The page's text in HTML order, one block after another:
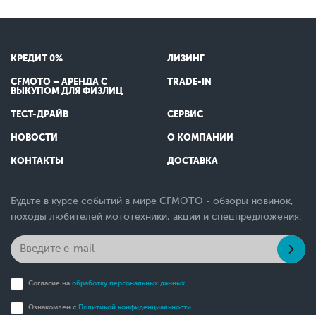
КРЕДИТ 0% ЛИЗИНГ
CFMOTO – АРЕНДА С
ВЫКУПОМ ДЛЯ ФИЗЛИЦ
TRADE-IN
ТЕСТ-ДРАЙВ СЕРВИС
НОВОСТИ О КОМПАНИИ
КОНТАКТЫ ДОСТАВКА
Будьте в курсе событий в мире CFMOTO - обзоры новинок,
походы любителей мототехники, акции и спецпредложения.
Согласие на обработку персональных данных
Ознакомлен с Политикой конфиденциальности